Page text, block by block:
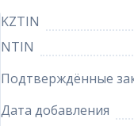
KZTIN
NTIN
Подтверждённые
Дата добавления